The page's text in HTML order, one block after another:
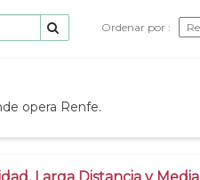
Ordenar por
opera Renfe.